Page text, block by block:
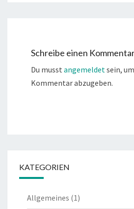
Schreibe einen
Du musst angemeldetsein,
Kommentar abzugeben.
KATEGORIEN
Allgemeines (1)